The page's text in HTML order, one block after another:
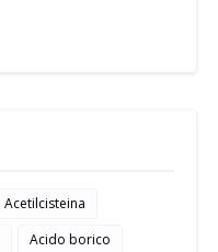
Acetilcisteina
Acido borico